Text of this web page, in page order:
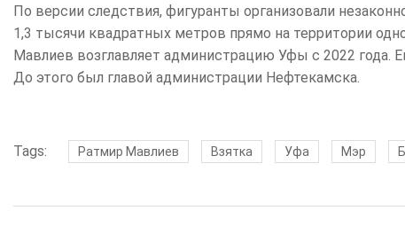
По версии следствия, фигуранты организовали
1,3 тысячи квадратных метров прямо на территории
Мавлиев возглавляет администрацию Уфы с 2022 года.
До этого был главой администрации Нефтекамска.
Tags: Ратмир Мавлиев Взятка Уфа Мэр